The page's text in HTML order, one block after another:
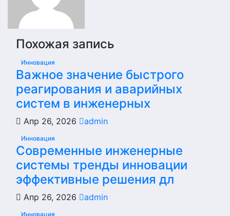
Похожая запись
Инновация
Важное значение быстрого
реагирования и аварийных
систем в инженерных
Апр 26, 2026 admin
Инновация
Современные инженерные
системы тренды инновации
эффективные решения дл
Апр 26, 2026 admin
Инновация